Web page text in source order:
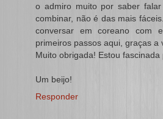
o admiro muito por saber
combinar, não é das mais
conversar em coreano com
primeiros passos aqui, graças a
Muito obrigada! Estou fascinada
Um beijo!
Responder